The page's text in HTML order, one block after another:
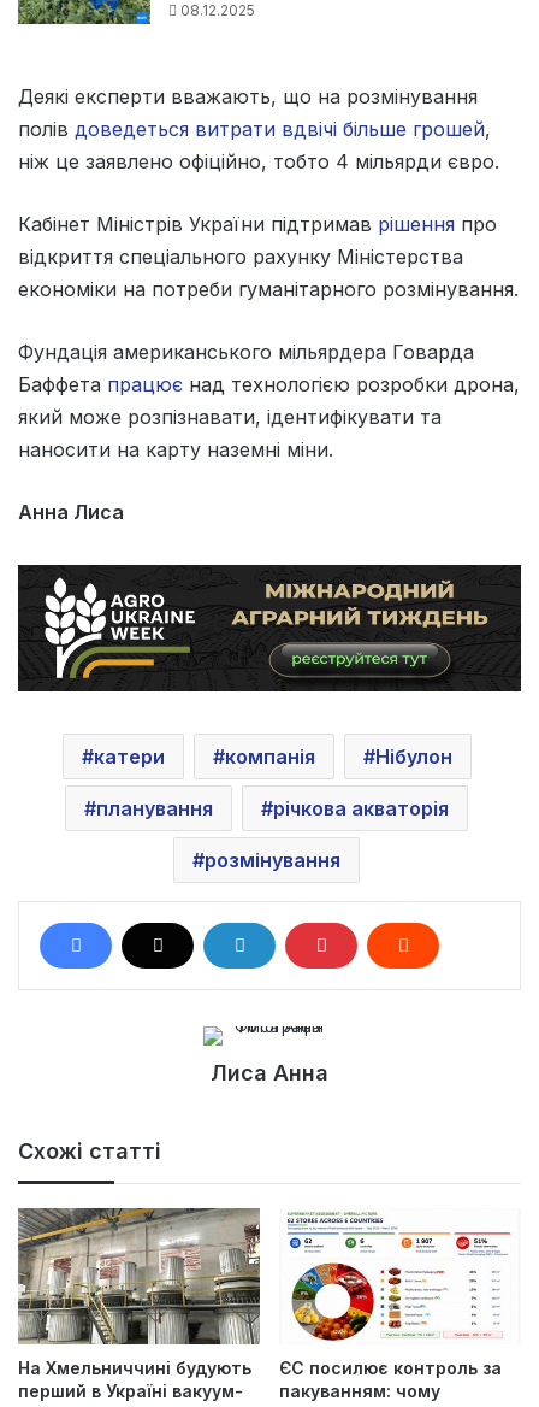
08.12.2025
Деякі експерти вважають, що на розмінування
полів доведеться витрати вдвічі більше грошей,
ніж це заявлено офіційно, тобто 4 мільярди євро.
Кабінет Міністрів України підтримав рішення про
відкриття спеціального рахунку Міністерства
економіки на потреби гуманітарного розмінування.
Фундація американського мільярдера Говарда
Баффета працює над технологією розробки дрона,
який може розпізнавати, ідентифікувати та
наносити на карту наземні міни.
Анна Лиса
катери компанія Нібулон
планування річкова акваторія
розмінування
Лиса Анна
Схожі статті
На Хмельниччині будують
перший в Україні вакуум-
ЄС посилює контроль за
пакуванням: чому